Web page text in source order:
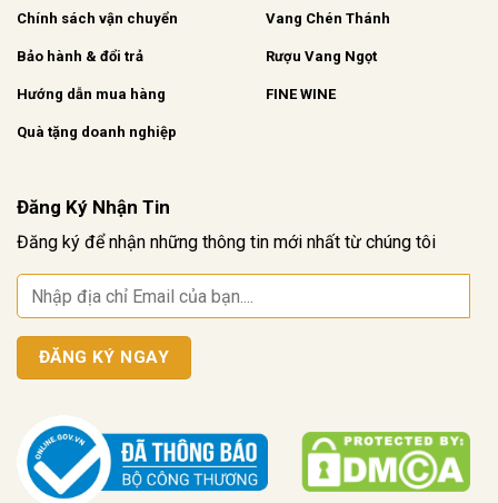
Chính sách vận chuyển
Bảo hành & đổi trả
Hướng dẫn mua hàng
Quà tặng doanh nghiệp
Vang Chén Thánh
Rượu Vang Ngọt
FINE WINE
Đăng Ký Nhận Tin
Đăng ký để nhận những thông tin mới nhất từ chúng tôi